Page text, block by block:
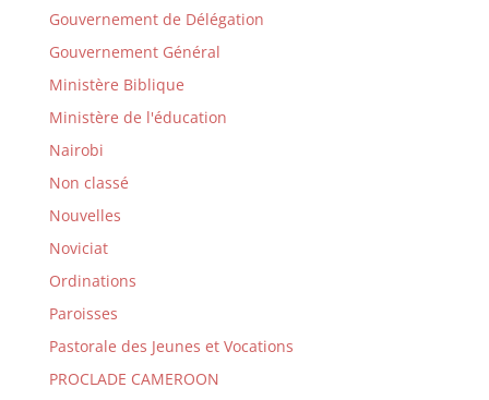
Gouvernement de Délégation
Gouvernement Général
Ministère Biblique
Ministère de l'éducation
Nairobi
Non classé
Nouvelles
Noviciat
Ordinations
Paroisses
Pastorale des Jeunes et Vocations
PROCLADE CAMEROON